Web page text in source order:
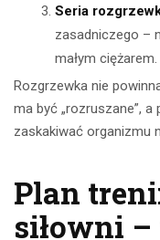
Seria
zasadniczego –
małym ciężarem.
Rozgrzewka nie
ma być „rozruszane”,
zaskakiwać organizmu
Plan
siłowni